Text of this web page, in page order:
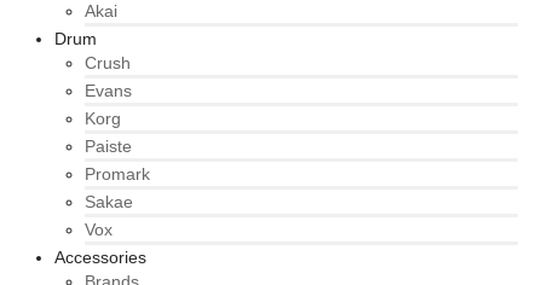
Akai
Drum
Crush
Evans
Korg
Paiste
Promark
Sakae
Vox
Accessories